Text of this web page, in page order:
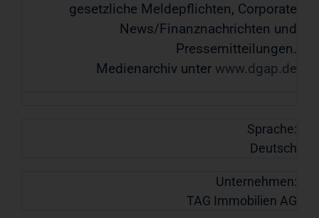
gesetzliche Meldepflichten, Corporate
News/Finanznachrichten und
Pressemitteilungen.
Medienarchiv unter www.dgap.de
Sprache:
Deutsch
Unternehmen:
TAG Immobilien AG